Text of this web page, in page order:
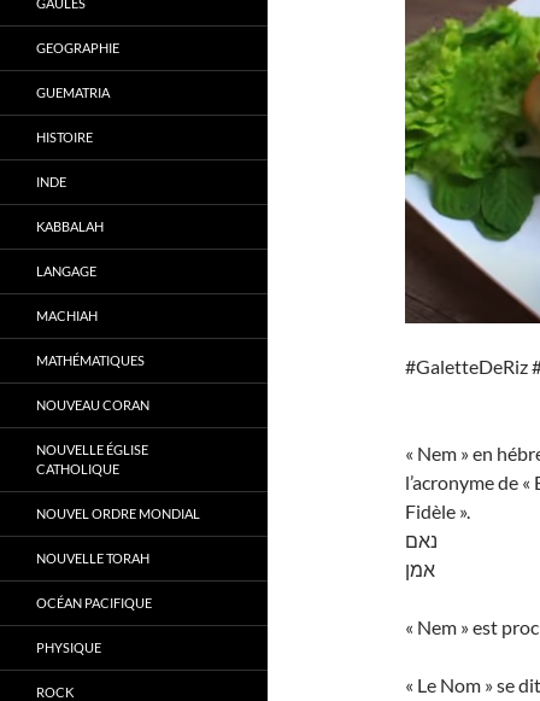
#GaletteDeRiz
« Nem » en
l’acronyme de
Fidèle ».
נאם
אמן
« Nem » est
« Le Nom » se
GEOGRAPHIE
GUEMATRIA
HISTOIRE
INDE
KABBALAH
LANGAGE
MACHIAH
MATHÉMATIQUES
NOUVEAU CORAN
NOUVELLE ÉGLISE
CATHOLIQUE
NOUVEL ORDRE MONDIAL
NOUVELLE TORAH
OCÉAN PACIFIQUE
PHYSIQUE
ROCK